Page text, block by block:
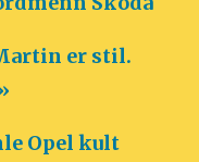
er stil.
Opel kult